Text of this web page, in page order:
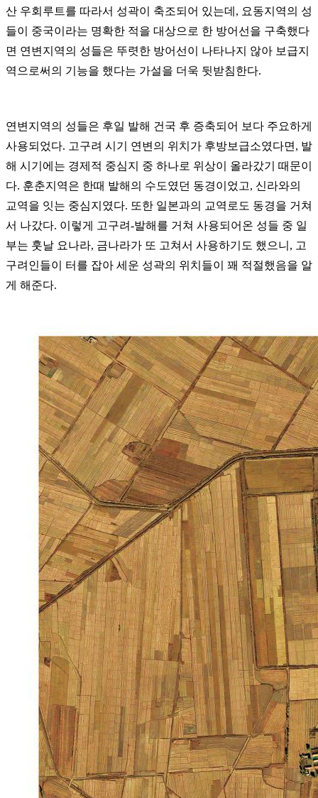
산 우회루트를 따라서 성곽이 축조되어 있는데, 요동지역의 성
들이 중국이라는 명확한 적을 대상으로 한 방어선을 구축했다
면 연변지역의 성들은 뚜렷한 방어선이 나타나지 않아 보급지
역으로써의 기능을 했다는 가설을 더욱 뒷받침한다.
연변지역의 성들은 후일 발해 건국 후 증축되어 보다 주요하게
사용되었다. 고구려 시기 연변의 위치가 후방보급소였다면, 발
해 시기에는 경제적 중심지 중 하나로 위상이 올라갔기 때문이
다. 훈춘지역은 한때 발해의 수도였던 동경이었고, 신라와의
교역을 잇는 중심지였다. 또한 일본과의 교역로도 동경을 거쳐
서 나갔다. 이렇게 고구려-발해를 거쳐 사용되어온 성들 중 일
부는 훗날 요나라, 금나라가 또 고쳐서 사용하기도 했으니, 고
구려인들이 터를 잡아 세운 성곽의 위치들이 꽤 적절했음을 알
게 해준다.